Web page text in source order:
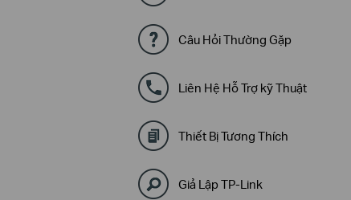
Câu Hỏi Thường Gặp
Liên Hệ Hỗ Trợ kỹ Thuật
Thiết Bị Tương Thích
Giả Lập TP-Link